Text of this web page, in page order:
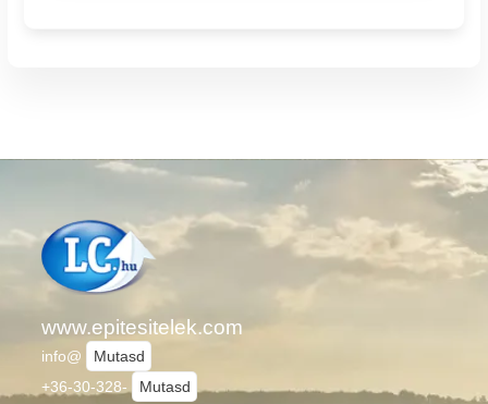
www.epitesitelek.com
info@
Mutasd
+36-30-328-
Mutasd